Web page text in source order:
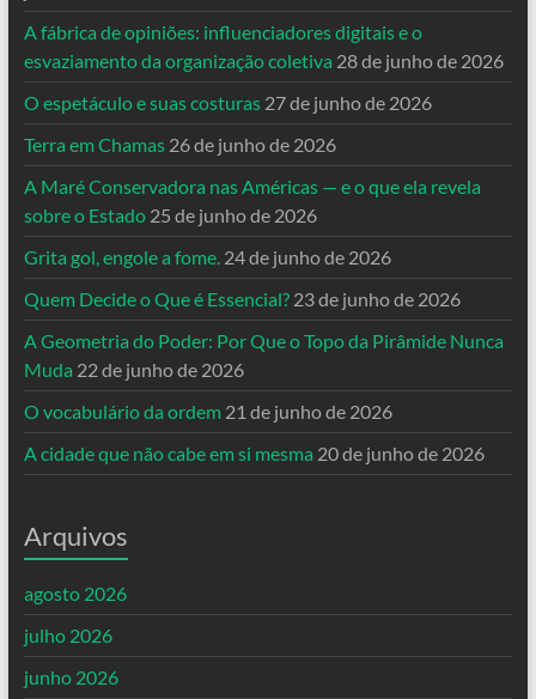
A fábrica de opiniões: influenciadores digitais e o
esvaziamento da organização coletiva 28 de junho de 2026
O espetáculo e suas costuras 27 de junho de 2026
Terra em Chamas 26 de junho de 2026
A Maré Conservadora nas Américas — e o que ela revela
sobre o Estado 25 de junho de 2026
Grita gol, engole a fome. 24 de junho de 2026
Quem Decide o Que é Essencial? 23 de junho de 2026
A Geometria do Poder: Por Que o Topo da Pirâmide Nunca
Muda 22 de junho de 2026
O vocabulário da ordem 21 de junho de 2026
A cidade que não cabe em si mesma 20 de junho de 2026
Arquivos
agosto 2026
julho 2026
junho 2026